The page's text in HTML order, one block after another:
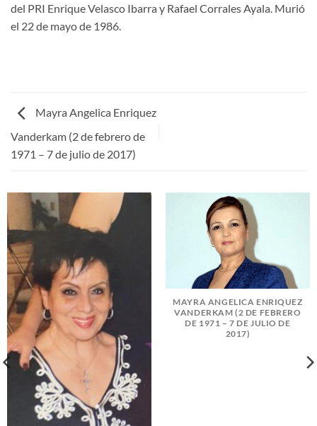
del PRI Enrique Velasco Ibarra y Rafael Corrales Ayala. Murió
el 22 de mayo de 1986.
Mayra Angelica Enriquez
Vanderkam (2 de febrero de
1971 – 7 de julio de 2017)
MAYRA ANGELICA ENRIQUEZ
VANDERKAM (2 DE FEBRERO
DE 1971 – 7 DE JULIO DE
2017)